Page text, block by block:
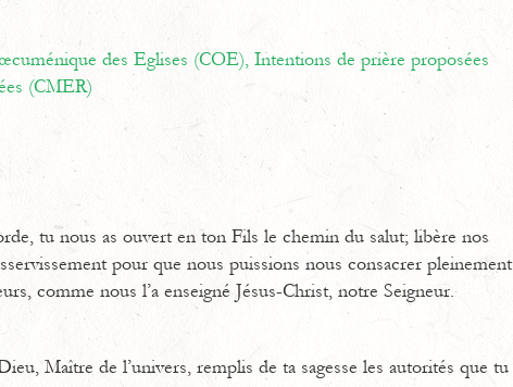
des Eglises (COE), Intentions de prière proposées
(CMER)
tu nous as ouvert en ton Fils le chemin du salut; libère nos
pour que nous puissions nous consacrer pleinement
comme nous l’a enseigné Jésus-Christ, notre Seigneur.
Maître de l’univers, remplis de ta sagesse les autorités que tu